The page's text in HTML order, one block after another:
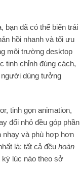
bạn đã có thể biến trải
hồi nhanh và tối ưu
môi trường desktop
tinh chỉnh đúng cách,
dùng tưởng
tinh gọn animation,
đổi nhỏ đều góp phần
nhạy và phù hợp hơn
là: tất cả đều hoàn
lúc nào theo sở